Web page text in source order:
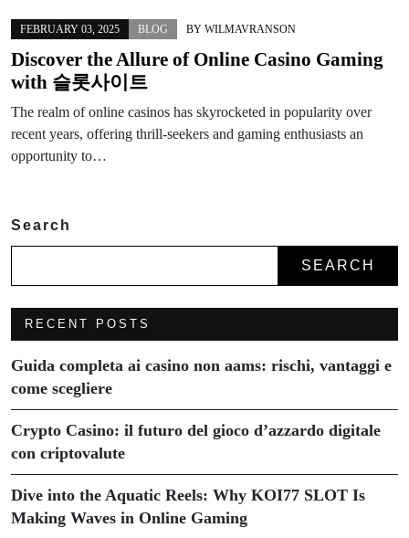
FEBRUARY 03, 2025 BLOG BY WILMAVRANSON
Discover the Allure of Online Casino Gaming
with 슬롯사이트
The realm of online casinos has skyrocketed in popularity over
recent years, offering thrill-seekers and gaming enthusiasts an
opportunity to…
Search
SEARCH
RECENT POSTS
Guida completa ai casino non aams: rischi, vantaggi e
come scegliere
Crypto Casino: il futuro del gioco d’azzardo digitale
con criptovalute
Dive into the Aquatic Reels: Why KOI77 SLOT Is
Making Waves in Online Gaming